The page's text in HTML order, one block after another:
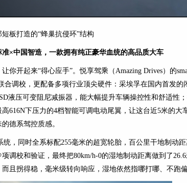
板打造的“蜂巢抗侵环”结构
准×中国智造，一款拥有纯正豪华血统的高品质大车
你开起来“得心应手”。悦享驾乘（Amazing Drives）的
合调校，更配备多项行业顶尖硬件：采埃孚在国内首发的
液压可变阻尼减振器，能大幅提升车辆操控性和舒适性；
616N下压力的4档智能可调电动尾翼，让这台近5米的大
德系驾控质感。
统，同时全系标配255毫米的超宽轮胎，百公里干地制动距
调校和验证，最终把80km/h-0的湿地制动距离做到了
且拐得稳，毫米级转向响应，湿地依然指哪打哪、不跑偏